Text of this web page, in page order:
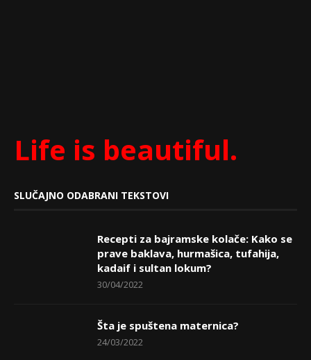
Life is beautiful.
SLUČAJNO ODABRANI TEKSTOVI
Recepti za bajramske kolače: Kako se
prave baklava, hurmašica, tufahija,
kadaif i sultan lokum?
30/04/2022
Šta je spuštena maternica?
24/03/2022